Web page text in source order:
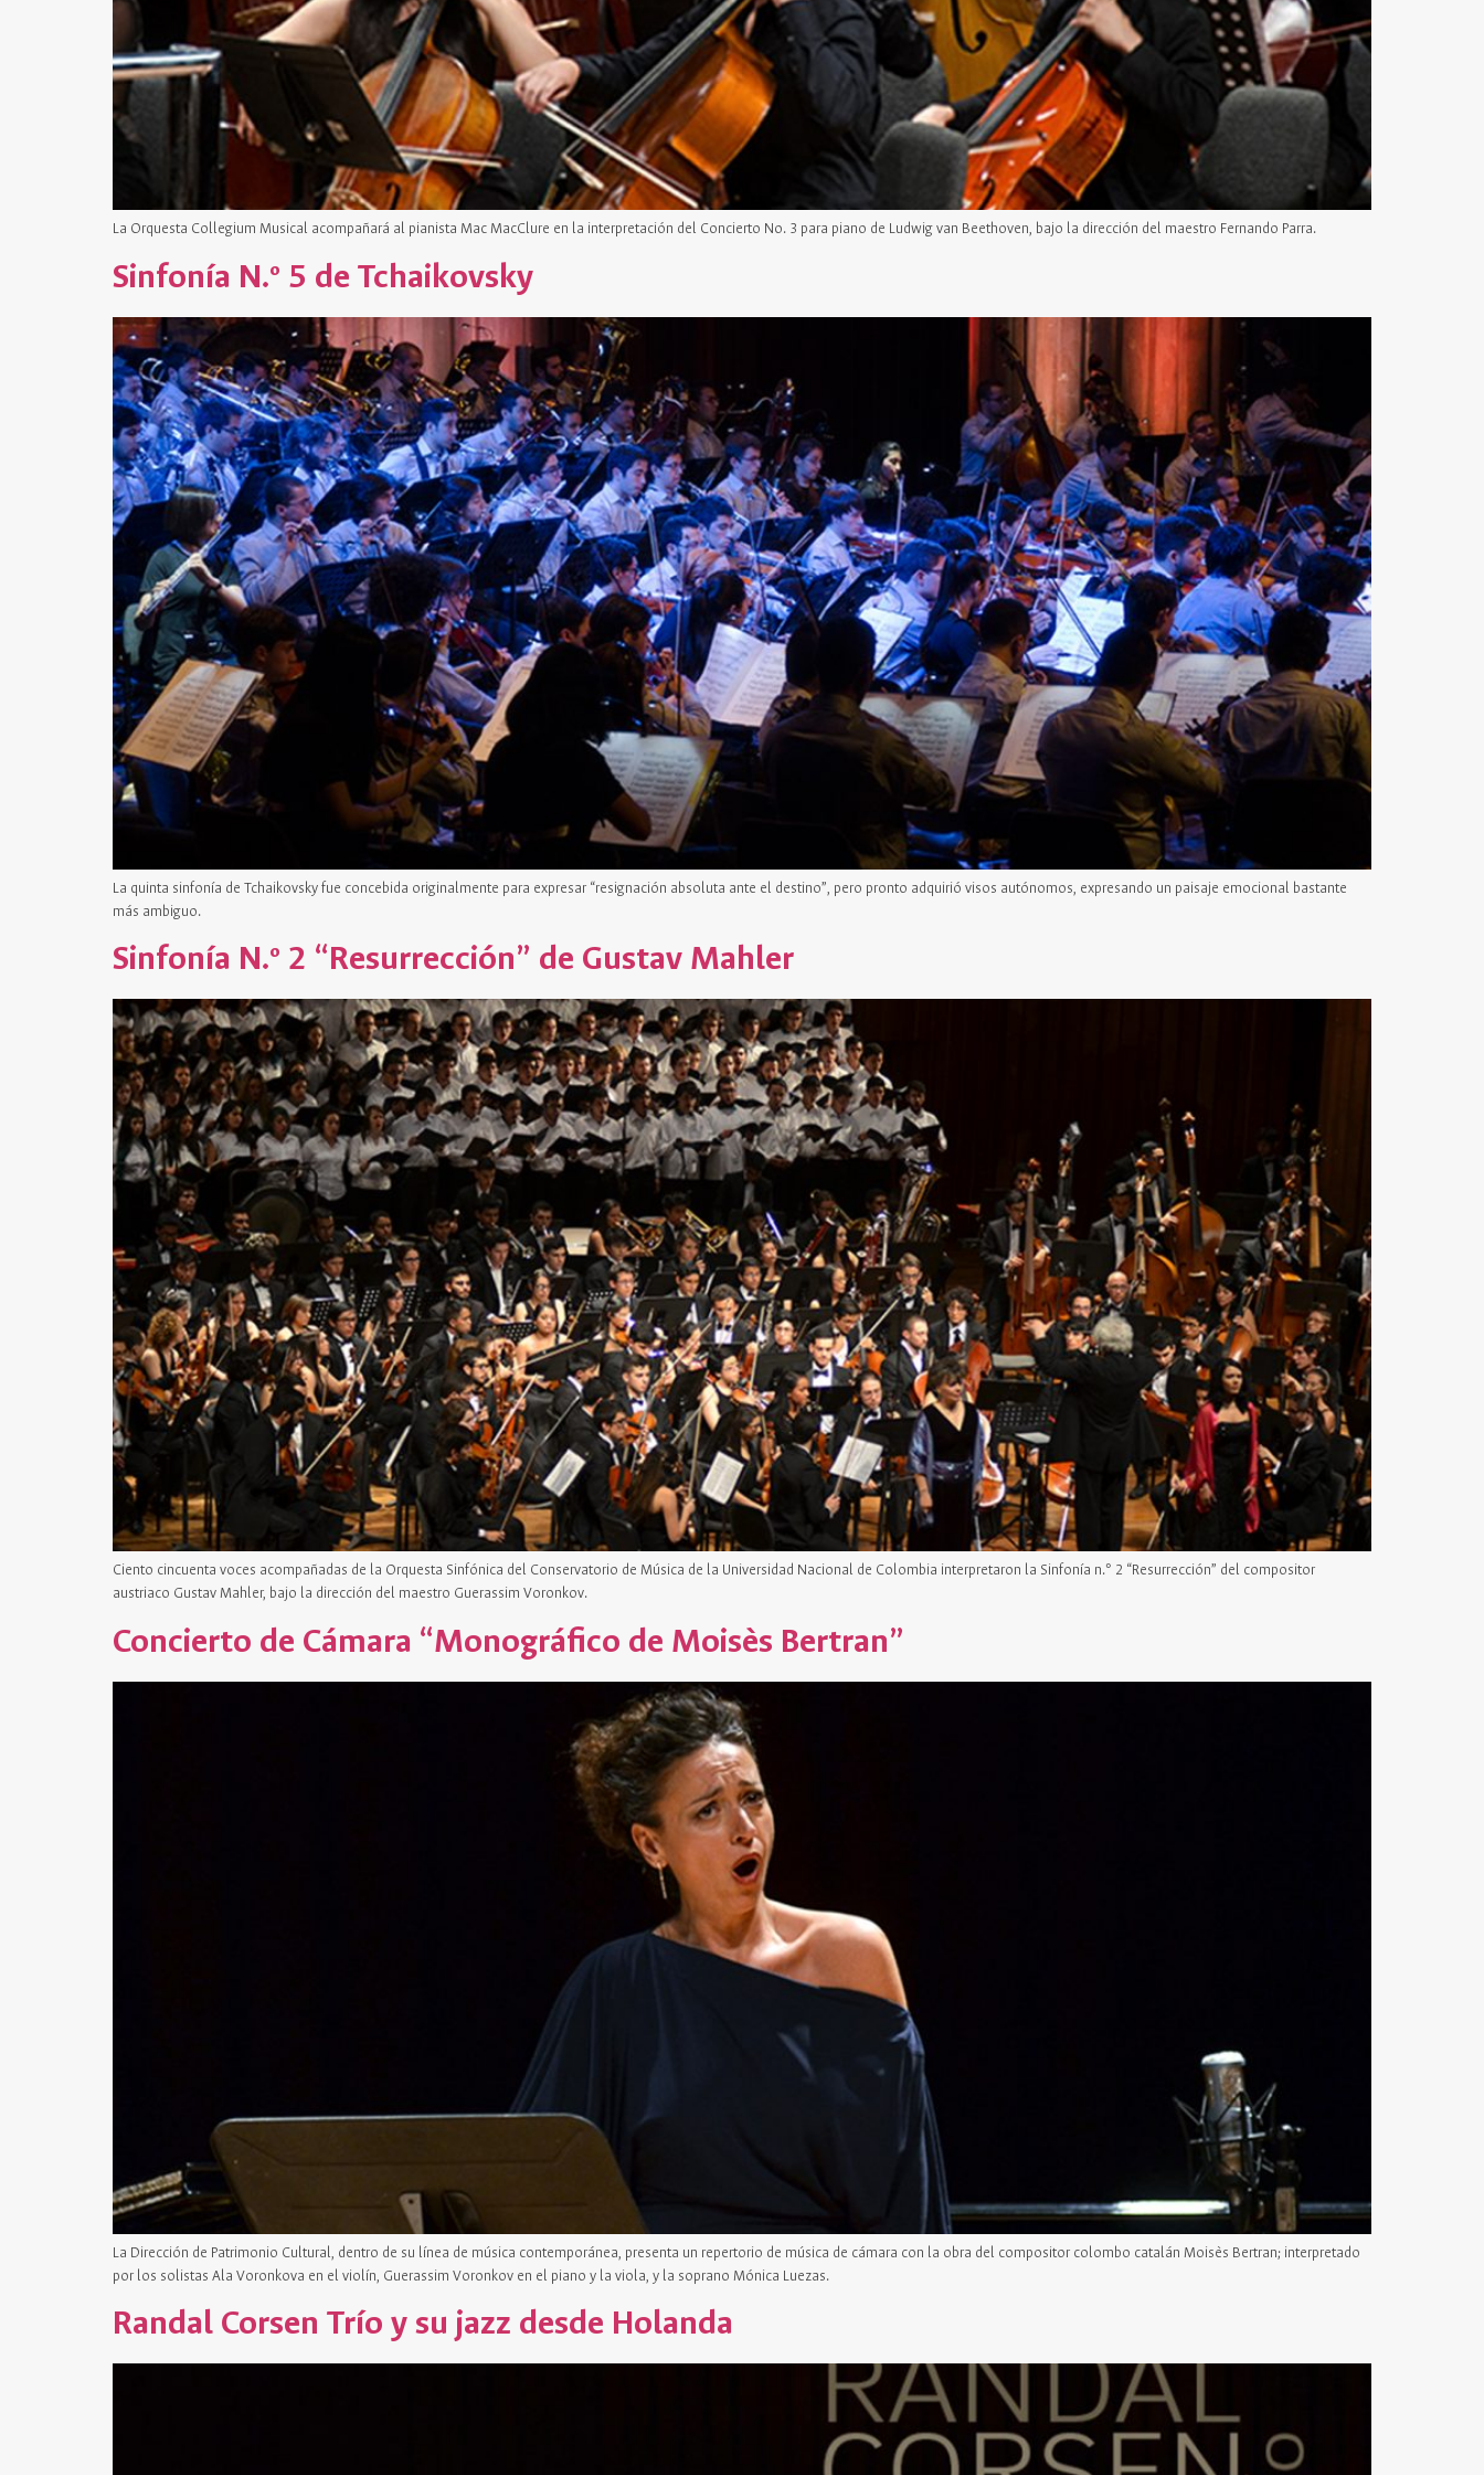
La Orquesta Collegium Musical acompañará al pianista Mac MacClure en la interpretación del Concierto No. 3 para piano de Ludwig van Beethoven, bajo la dirección del maestro Fernando Parra.
Sinfonía N.º 5 de Tchaikovsky
La quinta sinfonía de Tchaikovsky fue concebida originalmente para expresar “resignación absoluta ante el destino”, pero pronto adquirió visos autónomos, expresando un paisaje emocional bastante
más ambiguo.
Sinfonía N.º 2 “Resurrección” de Gustav Mahler
Ciento cincuenta voces acompañadas de la Orquesta Sinfónica del Conservatorio de Música de la Universidad Nacional de Colombia interpretaron la Sinfonía n.° 2 “Resurrección” del compositor
austriaco Gustav Mahler, bajo la dirección del maestro Guerassim Voronkov.
Concierto de Cámara “Monográfico de Moisès Bertran”
La Dirección de Patrimonio Cultural, dentro de su línea de música contemporánea, presenta un repertorio de música de cámara con la obra del compositor colombo catalán Moisès Bertran; interpretado
por los solistas Ala Voronkova en el violín, Guerassim Voronkov en el piano y la viola, y la soprano Mónica Luezas.
Randal Corsen Trío y su jazz desde Holanda